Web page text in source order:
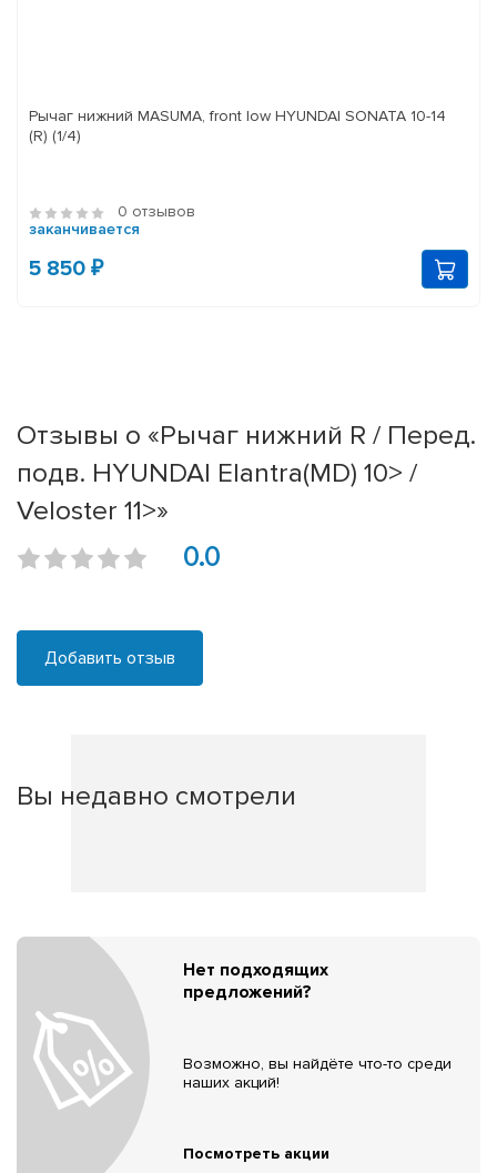
Рычаг нижний MASUMA, front low HYUNDAI SONATA 10-14
(R) (1/4)
0 отзывов
заканчивается
5 850 ₽
Отзывы о «Рычаг нижний R / Перед.
подв. HYUNDAI Elantra(MD) 10> /
Veloster 11>»
0.0
Добавить отзыв
Вы недавно смотрели
Нет подходящих
предложений?
Возможно, вы найдёте что-то среди
наших акций!
Посмотреть акции